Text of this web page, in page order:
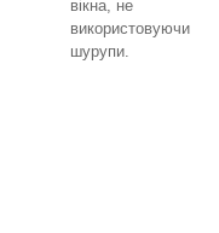
вікна, не
використовуючи
шурупи.